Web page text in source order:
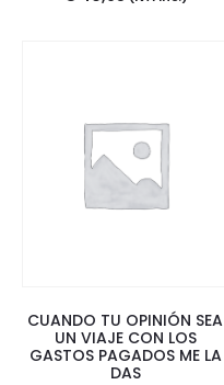
CUANDO TU OPINIÓN SEA
UN VIAJE CON LOS
GASTOS PAGADOS ME LA
DAS